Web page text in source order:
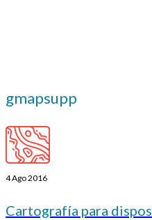
gmapsupp
4Ago 2016
Cartografía para